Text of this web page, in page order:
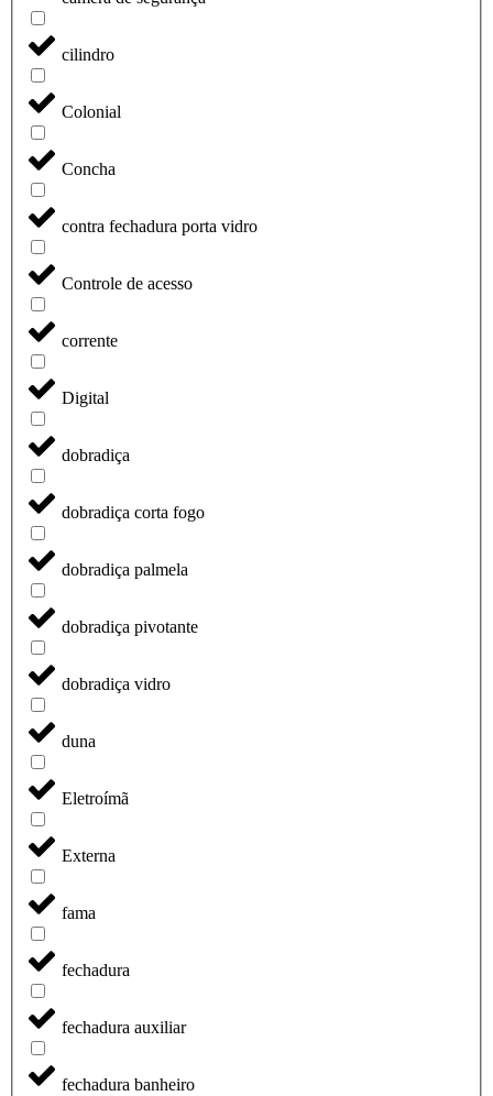
cilindro
Colonial
Concha
contra fechadura porta vidro
Controle de acesso
corrente
Digital
dobradiça
dobradiça corta fogo
dobradiça palmela
dobradiça pivotante
dobradiça vidro
duna
Eletroímã
Externa
fama
fechadura
fechadura auxiliar
fechadura banheiro